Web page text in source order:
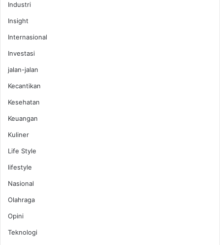
Industri
Insight
Internasional
Investasi
jalan-jalan
Kecantikan
Kesehatan
Keuangan
Kuliner
Life Style
lifestyle
Nasional
Olahraga
Opini
Teknologi